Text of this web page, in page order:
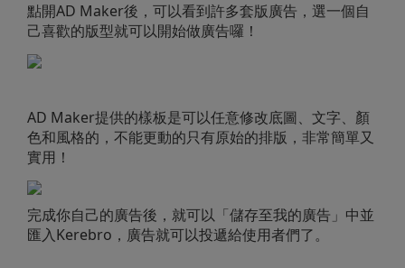
點開AD Maker後，可以看到許多套版廣告，選一個自
己喜歡的版型就可以開始做廣告囉！
AD Maker提供的樣板是可以任意修改底圖、文字、顏
色和風格的，不能更動的只有原始的排版，非常簡單又
實用！
完成你自己的廣告後，就可以「儲存至我的廣告」中並
匯入Kerebro，廣告就可以投遞給使用者們了。